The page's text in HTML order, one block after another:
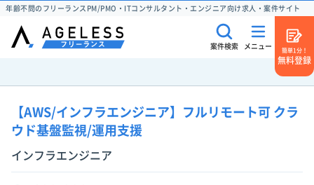
年齢不問のフリーランスPM/PMO・ITコンサルタント・エンジニア向け求人・案件サイト
案件検索 メニュー
簡単1分！
無料登録
【AWS/インフラエンジニア】フルリモート可 クラ
ウド基盤監視/運用支援
インフラエンジニア